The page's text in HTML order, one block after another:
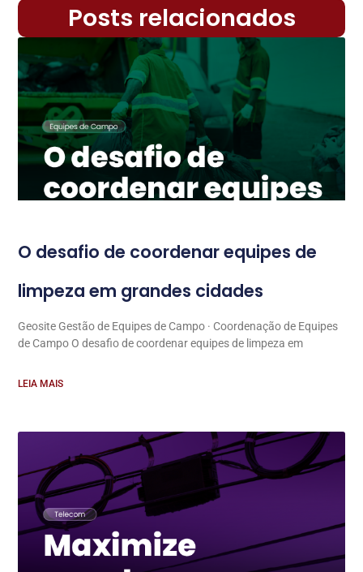
Posts relacionados
O desafio de coordenar equipes de
limpeza em grandes cidades
Geosite Gestão de Equipes de Campo · Coordenação de Equipes
de Campo O desafio de coordenar equipes de limpeza em
LEIA MAIS